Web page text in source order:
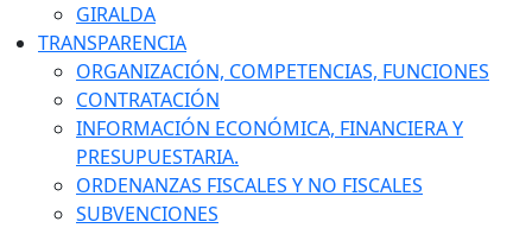
GIRALDA
TRANSPARENCIA
ORGANIZACIÓN, COMPETENCIAS, FUNCIONES
CONTRATACIÓN
INFORMACIÓN ECONÓMICA, FINANCIERA Y
PRESUPUESTARIA.
ORDENANZAS FISCALES Y NO FISCALES
SUBVENCIONES